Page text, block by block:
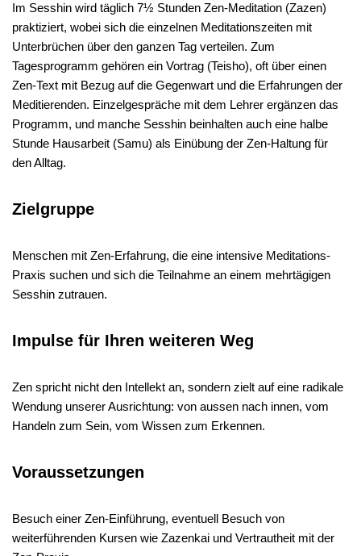
Im Sesshin wird täglich 7½ Stunden Zen-Meditation (Zazen)
praktiziert, wobei sich die einzelnen Meditationszeiten mit
Unterbrüchen über den ganzen Tag verteilen. Zum
Tagesprogramm gehören ein Vortrag (Teisho), oft über einen
Zen-Text mit Bezug auf die Gegenwart und die Erfahrungen der
Meditierenden. Einzelgespräche mit dem Lehrer ergänzen das
Programm, und manche Sesshin beinhalten auch eine halbe
Stunde Hausarbeit (Samu) als Einübung der Zen-Haltung für
den Alltag.
Zielgruppe
Menschen mit Zen-Erfahrung, die eine intensive Meditations-
Praxis suchen und sich die Teilnahme an einem mehrtägigen
Sesshin zutrauen.
Impulse für Ihren weiteren Weg
Zen spricht nicht den Intellekt an, sondern zielt auf eine radikale
Wendung unserer Ausrichtung: von aussen nach innen, vom
Handeln zum Sein, vom Wissen zum Erkennen.
Voraussetzungen
Besuch einer Zen-Einführung, eventuell Besuch von
weiterführenden Kursen wie Zazenkai und Vertrautheit mit der